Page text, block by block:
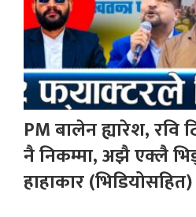
PM बालेन ह्यारेश, रवि
नै निकम्मा, अझै एक्लै
हाहाकार (भिडियोसहित)